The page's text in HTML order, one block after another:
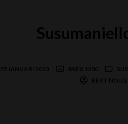
25 JANUARI 2023 848 X 1200
BERT